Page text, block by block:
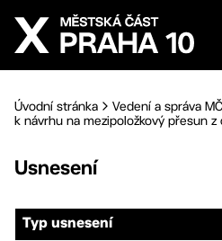
Přejít na hlavní obsah
Úvodní stránka Vedení a správa MČ
k návrhu na mezipoložkový přesun z
Usnesení
Typ usnesení